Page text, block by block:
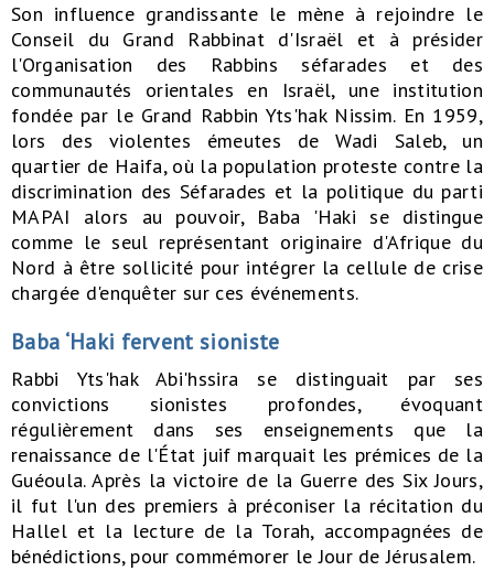
Son influence grandissante le mène à rejoindre le
Conseil du Grand Rabbinat d'Israël et à présider
l'Organisation des Rabbins séfarades et des
communautés orientales en Israël, une institution
fondée par le Grand Rabbin Yts'hak Nissim. En 1959,
lors des violentes émeutes de Wadi Saleb, un
quartier de Haifa, où la population proteste contre la
discrimination des Séfarades et la politique du parti
MAPAI alors au pouvoir, Baba 'Haki se distingue
comme le seul représentant originaire d'Afrique du
Nord à être sollicité pour intégrer la cellule de crise
chargée d'enquêter sur ces événements.
Baba ‘Haki fervent sioniste
Rabbi Yts'hak Abi'hssira se distinguait par ses
convictions sionistes profondes, évoquant
régulièrement dans ses enseignements que la
renaissance de l'État juif marquait les prémices de la
Guéoula. Après la victoire de la Guerre des Six Jours,
il fut l'un des premiers à préconiser la récitation du
Hallel et la lecture de la Torah, accompagnées de
bénédictions, pour commémorer le Jour de Jérusalem.